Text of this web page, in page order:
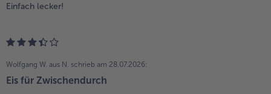
Einfach lecker!
Wolfgang W. aus N. schrieb am 28.07.2026:
Eis für Zwischendurch